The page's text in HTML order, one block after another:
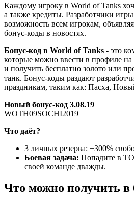
Каждому игроку в World of Tanks
а также кредиты. Разработчики
возможность всем игрокам,
бонус-коды в новостях.
Бонус-код в World of Tanks - это
которые можно ввести в профиле
и получить бесплатно золото или
танк. Бонус-коды раздают
праздникам, таким как: Пасха,
Новый бонус-код 3.08.19
WOTH09SOCHI2019
Что даёт?
3 личных резерва: +300%
Боевая задача: Попадите в
своей команде дважды.
Что можно получить в